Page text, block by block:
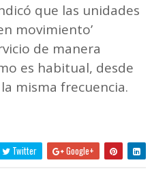
que las unidades
movimiento’
de manera
es habitual, desde
misma frecuencia.
Twitter Google+